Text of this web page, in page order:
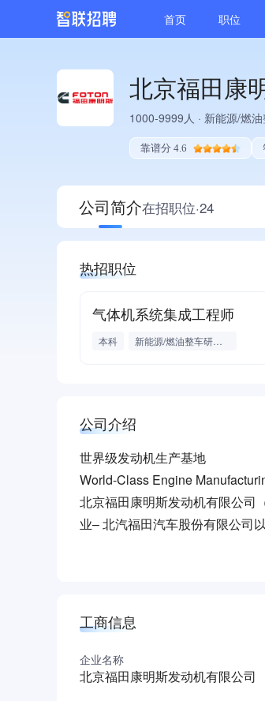
首页 职位
北京福田康
1000-9999人 · 新能源/燃
靠谱分 4.6
公司简介在招职位·24
热招职位
气体机系统集成工程师
本科 新能源/燃油整车研发制造
公司介绍
世界级发动机生产基地
World-Class Engine
北京福田康明斯发动机有限公司
业– 北汽福田汽车股份有限公司
年产能可达五十二万台，产品
升、11.8升重型柴油发动机。福
manufacturer in China, and
engines. The total investment is
world-class production bases of
series in 4.5L displacements
工商信息
企业名称
北京福田康明斯发动机有限公司